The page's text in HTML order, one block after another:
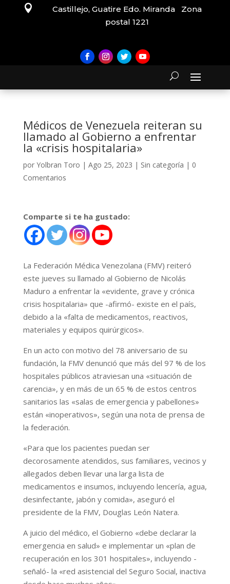

Castillejo, Guatire Edo. Miranda Zona
postal 1221
Médicos de Venezuela reiteran su
llamado al Gobierno a enfrentar
la «crisis hospitalaria»
por Yolbran Toro | Ago 25, 2023 | Sin categoría | 0
Comentarios
Comparte si te ha gustado:
La Federación Médica Venezolana (FMV) reiteró
este jueves su llamado al Gobierno de Nicolás
Maduro a enfrentar la «evidente, grave y crónica
crisis hospitalaria» que -afirmó- existe en el país,
debido a la «falta de medicamentos, reactivos,
materiales y equipos quirúrgicos».
En un acto con motivo del 78 aniversario de su
fundación, la FMV denunció que más del 97 % de los
hospitales públicos atraviesan una «situación de
carencia», y en más de un 65 % de estos centros
sanitarios las «salas de emergencia y pabellones»
están «inoperativos», según una nota de prensa de
la federación.
«Para que los pacientes puedan ser
decorosamente atendidos, sus familiares, vecinos y
allegados deben llevar una larga lista de
medicamentos e insumos, incluyendo lencería, agua,
desinfectante, jabón y comida», aseguró el
presidente de la FMV, Douglas León Natera.
A juicio del médico, el Gobierno «debe declarar la
emergencia en salud» e implementar un «plan de
recuperación en los 301 hospitales», incluyendo -
señaló- la «red asistencial del Seguro Social, inactiva